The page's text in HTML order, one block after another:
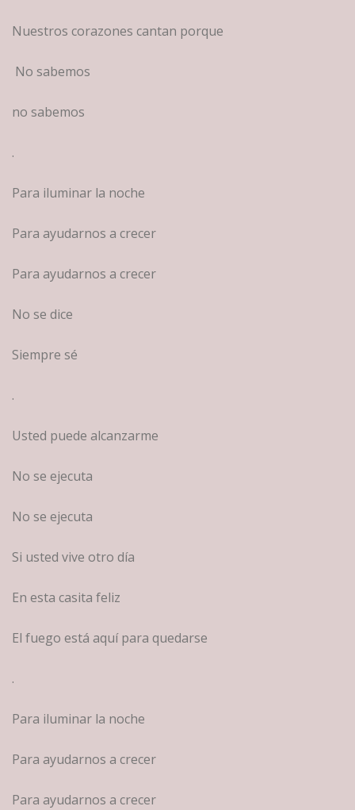
Nuestros corazones cantan porque
No sabemos
no sabemos
.
Para iluminar la noche
Para ayudarnos a crecer
Para ayudarnos a crecer
No se dice
Siempre sé
.
Usted puede alcanzarme
No se ejecuta
No se ejecuta
Si usted vive otro día
En esta casita feliz
El fuego está aquí para quedarse
.
Para iluminar la noche
Para ayudarnos a crecer
Para ayudarnos a crecer